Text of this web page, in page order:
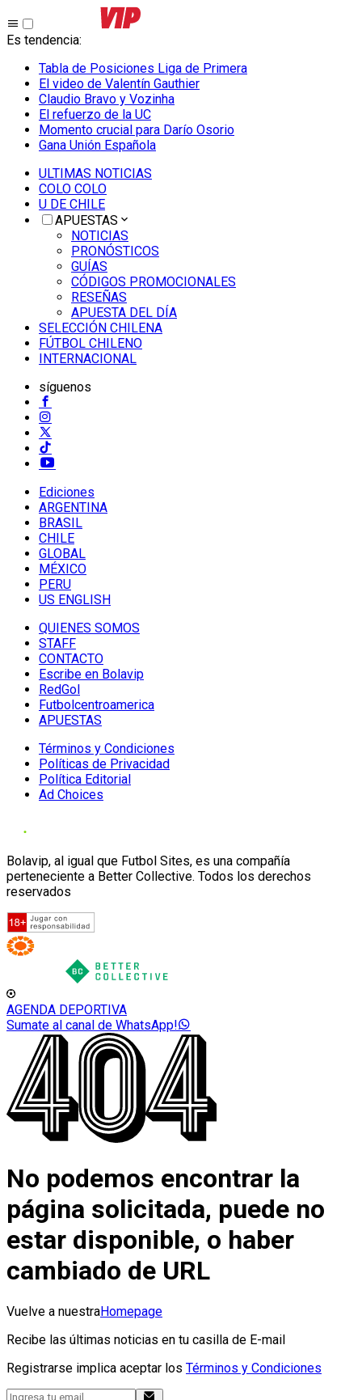
Es tendencia:
Tabla de Posiciones Liga de Primera
El video de Valentín Gauthier
Claudio Bravo y Vozinha
El refuerzo de la UC
Momento crucial para Darío Osorio
Gana Unión Española
ULTIMAS NOTICIAS
COLO COLO
U DE CHILE
APUESTAS
NOTICIAS
PRONÓSTICOS
GUÍAS
CÓDIGOS PROMOCIONALES
RESEÑAS
APUESTA DEL DÍA
SELECCIÓN CHILENA
FÚTBOL CHILENO
INTERNACIONAL
síguenos
Ediciones
ARGENTINA
BRASIL
CHILE
GLOBAL
MÉXICO
PERU
US ENGLISH
QUIENES SOMOS
STAFF
CONTACTO
Escribe en Bolavip
RedGol
Futbolcentroamerica
APUESTAS
Términos y Condiciones
Políticas de Privacidad
Política Editorial
Ad Choices
Bolavip, al igual que Futbol Sites, es una compañía
perteneciente a Better Collective. Todos los derechos
reservados
AGENDA DEPORTIVA
Sumate al canal de WhatsApp!
No podemos encontrar la
página solicitada, puede no
estar disponible, o haber
cambiado de URL
Vuelve a nuestraHomepage
Recibe las últimas noticias en tu casilla de E-mail
Registrarse implica aceptar los Términos y Condiciones